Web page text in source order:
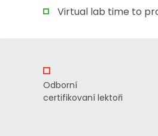
Virtual lab time to
Odborní
certifikovaní lektoři